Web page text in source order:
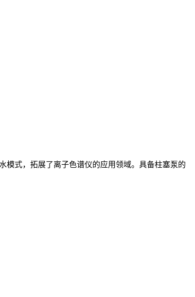
模式，拓展了离子色谱仪的应用领域。具备柱塞泵的